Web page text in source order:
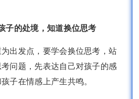
子的处境，知道换位思考
出发点，要学会换位思考，站
问题，先表达自己对孩子的感
子在情感上产生共鸣。